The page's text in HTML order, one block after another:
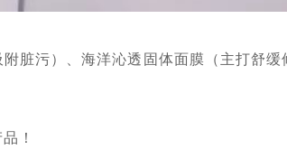
脏污）、海洋沁透固体面膜（主打舒缓
！